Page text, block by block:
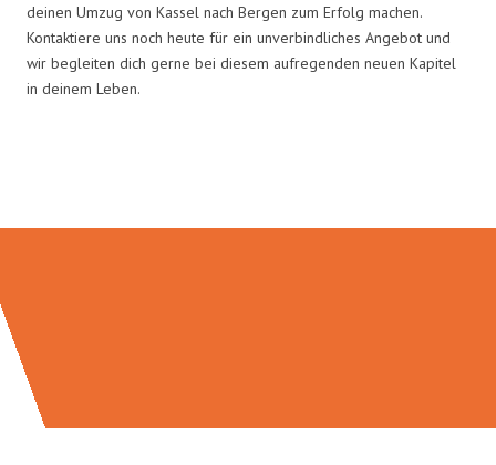
deinen Umzug von Kassel nach Bergen zum Erfolg machen.
Kontaktiere uns noch heute für ein unverbindliches Angebot und
wir begleiten dich gerne bei diesem aufregenden neuen Kapitel
in deinem Leben.